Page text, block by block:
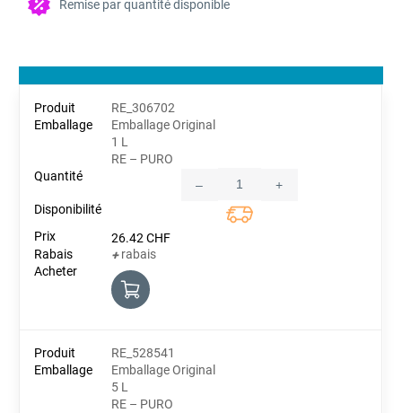
Remise par quantité disponible
RE_306702
Emballage Original
1 L
RE – PURO
Quantity
– +
26.42CHF
+rabais
RE_528541
Emballage Original
5 L
RE – PURO